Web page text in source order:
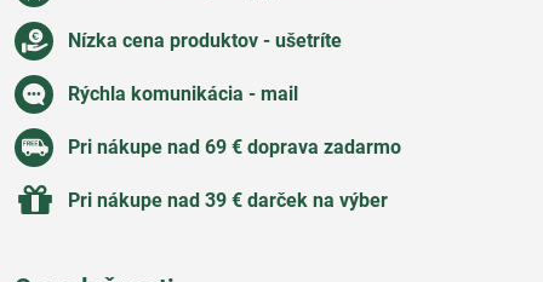
Nízka cena produktov - ušetríte
Rýchla komunikácia - mail
Pri nákupe nad 69 € doprava zadarmo
Pri nákupe nad 39 € darček na výber